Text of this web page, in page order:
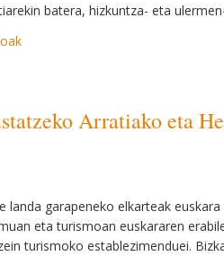
batera, hizkuntza- eta
Arratiako eta
landa garapeneko elkarteak
eta turismoan euskararen
turismoko establezimenduei.